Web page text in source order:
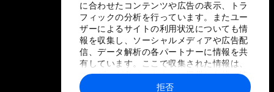
に合わせたコンテンツや広告の表示、トラ
フィックの分析を行っています。またユー
ザーによるサイトの利用状況についても情
報を収集し、ソーシャルメディアや広告配
信、データ解析の各パートナーに情報を共
有しています。ここで収集された情報は、
ユーザーが各パートナーに提供した他の情
報や各パートナーのサービスを使用した際
拒否